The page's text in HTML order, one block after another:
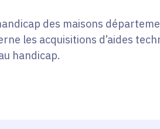
des maisons
les acquisitions d’aides
handicap.